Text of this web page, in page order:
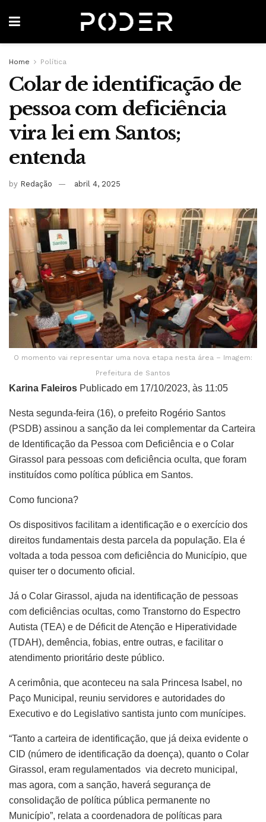
Home Política
Colar de identificação de
pessoa com deficiência
vira lei em Santos;
entenda
by Redação abril 4, 2025
O momento vai representar uma nova etapa nesta área – Imagem:
Prefeitura de Santos
Karina Faleiros Publicado em 17/10/2023, às 11:05
Nesta segunda-feira (16), o prefeito Rogério Santos
(PSDB) assinou a sanção da lei complementar da Carteira
de Identificação da Pessoa com Deficiência e o Colar
Girassol para pessoas com deficiência oculta, que foram
instituídos como política pública em Santos.
Como funciona?
Os dispositivos facilitam a identificação e o exercício dos
direitos fundamentais desta parcela da população. Ela é
voltada a toda pessoa com deficiência do Município, que
quiser ter o documento oficial.
Já o Colar Girassol, ajuda na identificação de pessoas
com deficiências ocultas, como Transtorno do Espectro
Autista (TEA) e de Déficit de Atenção e Hiperatividade
(TDAH), demência, fobias, entre outras, e facilitar o
atendimento prioritário deste público.
A cerimônia, que aconteceu na sala Princesa Isabel, no
Paço Municipal, reuniu servidores e autoridades do
Executivo e do Legislativo santista junto com munícipes.
“Tanto a carteira de identificação, que já deixa evidente o
CID (número de identificação da doença), quanto o Colar
Girassol, eram regulamentados via decreto municipal,
mas agora, com a sanção, haverá segurança de
consolidação de política pública permanente no
Município”, relata a coordenadora de políticas para